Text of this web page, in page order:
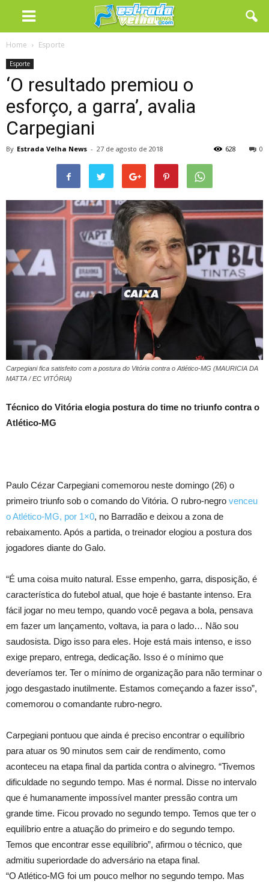
Home Esporte
Esporte
‘O resultado premiou o
esforço, a garra’, avalia
Carpegiani
By Estrada Velha News - 27 de agosto de 2018 0
628
Carpegiani fica satisfeito com a postura do Vitória contra o Atlético-MG (MAURICIA DA
MATTA / EC VITÓRIA)
Técnico do Vitória elogia postura do time no triunfo contra o
Atlético-MG
Paulo Cézar Carpegiani comemorou neste domingo (26) o
primeiro triunfo sob o comando do Vitória. O rubro-negro venceu
o Atlético-MG, por 1×0, no Barradão e deixou a zona de
rebaixamento. Após a partida, o treinador elogiou a postura dos
jogadores diante do Galo.
“É uma coisa muito natural. Esse empenho, garra, disposição, é
característica do futebol atual, que hoje é bastante intenso. Era
fácil jogar no meu tempo, quando você pegava a bola, pensava
em fazer um lançamento, voltava, ia para o lado… Não sou
saudosista. Digo isso para eles. Hoje está mais intenso, e isso
exige preparo, entrega, dedicação. Isso é o mínimo que
deveríamos ter. Ter o mínimo de organização para não terminar o
jogo desgastado inutilmente. Estamos começando a fazer isso”,
comemorou o comandante rubro-negro.
Carpegiani pontuou que ainda é preciso encontrar o equilíbrio
para atuar os 90 minutos sem cair de rendimento, como
aconteceu na etapa final da partida contra o alvinegro. “Tivemos
dificuldade no segundo tempo. Mas é normal. Disse no intervalo
que é humanamente impossível manter pressão contra um
grande time. Ficou provado no segundo tempo. Temos que ter o
equilíbrio entre a atuação do primeiro e do segundo tempo.
Temos que encontrar esse equilíbrio”, afirmou o técnico, que
admitiu superiordade do adversário na etapa final.
“O Atlético-MG foi um pouco melhor no segundo tempo. Mas